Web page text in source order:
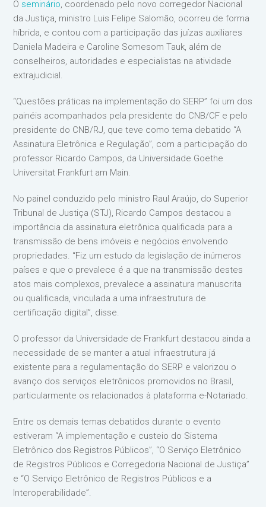
O seminário, coordenado pelo novo corregedor Nacional
da Justiça, ministro Luis Felipe Salomão, ocorreu de forma
híbrida, e contou com a participação das juízas auxiliares
Daniela Madeira e Caroline Somesom Tauk, além de
conselheiros, autoridades e especialistas na atividade
extrajudicial.
“Questões práticas na implementação do SERP” foi um dos
painéis acompanhados pela presidente do CNB/CF e pelo
presidente do CNB/RJ, que teve como tema debatido “A
Assinatura Eletrônica e Regulação”, com a participação do
professor Ricardo Campos, da Universidade Goethe
Universitat Frankfurt am Main.
No painel conduzido pelo ministro Raul Araújo, do Superior
Tribunal de Justiça (STJ), Ricardo Campos destacou a
importância da assinatura eletrônica qualificada para a
transmissão de bens imóveis e negócios envolvendo
propriedades. “Fiz um estudo da legislação de inúmeros
países e que o prevalece é a que na transmissão destes
atos mais complexos, prevalece a assinatura manuscrita
ou qualificada, vinculada a uma infraestrutura de
certificação digital”, disse.
O professor da Universidade de Frankfurt destacou ainda a
necessidade de se manter a atual infraestrutura já
existente para a regulamentação do SERP e valorizou o
avanço dos serviços eletrônicos promovidos no Brasil,
particularmente os relacionados à plataforma e-Notariado.
Entre os demais temas debatidos durante o evento
estiveram “A implementação e custeio do Sistema
Eletrônico dos Registros Públicos”, “O Serviço Eletrônico
de Registros Públicos e Corregedoria Nacional de Justiça”
e “O Serviço Eletrônico de Registros Públicos e a
Interoperabilidade”.